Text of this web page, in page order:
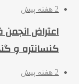
2 هفته پیش
اعتراض انجمن
کنسانتره و
2 هفته پیش